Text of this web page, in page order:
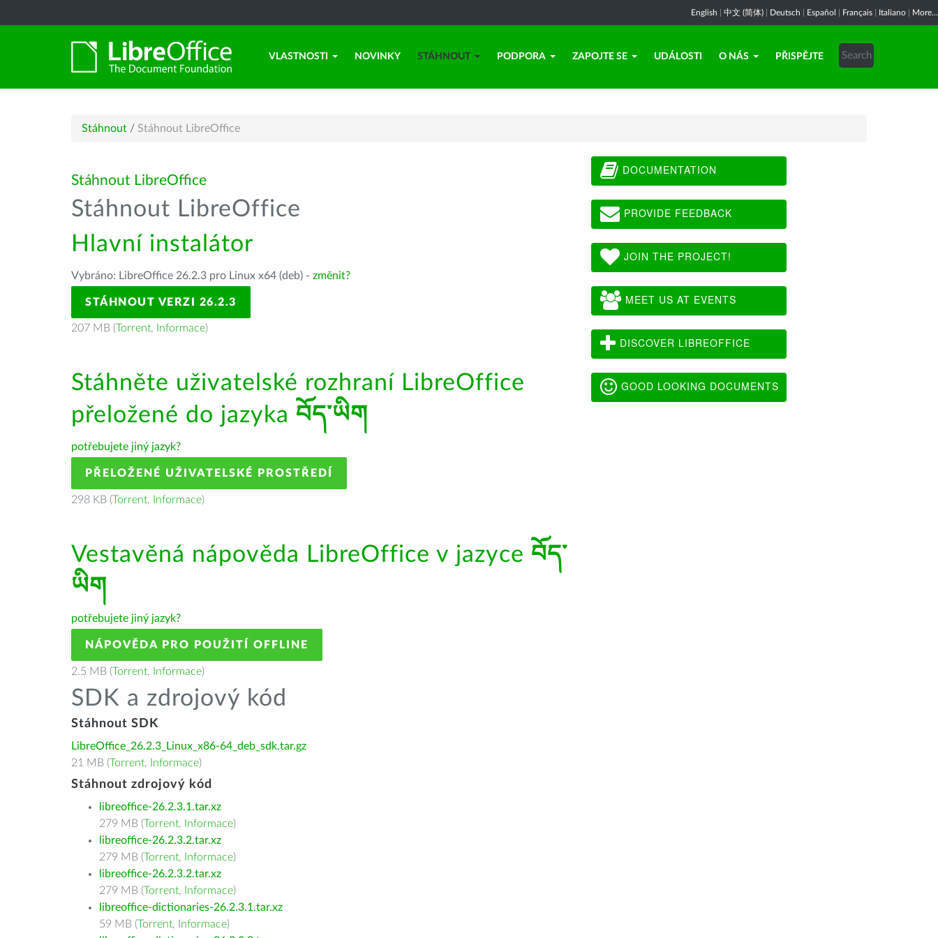
English 中文 (简体) Deutsch Español Français Italiano More...
VLASTNOSTI NOVINKY STÁHNOUT PODPORA ZAPOJTE SE UDÁLOSTI O NÁS PŘISPĚJTE
Stáhnout / Stáhnout LibreOffice
Stáhnout LibreOffice
Stáhnout LibreOffice
Hlavní instalátor
Vybráno: LibreOffice 26.2.3 pro Linux x64 (deb) - změnit?
STÁHNOUT VERZI 26.2.3
207 MB (Torrent, Informace)
Stáhněte uživatelské rozhraní LibreOffice
přeložené do jazyka བོད་ཡིག
potřebujete jiný jazyk?
PŘELOŽENÉ UŽIVATELSKÉ PROSTŘEDÍ
298 KB (Torrent, Informace)
Vestavěná nápověda LibreOffice v jazyce བོད་
ཡིག
potřebujete jiný jazyk?
NÁPOVĚDA PRO POUŽITÍ OFFLINE
2.5 MB (Torrent, Informace)
SDK a zdrojový kód
Stáhnout SDK
LibreOffice_26.2.3_Linux_x86-64_deb_sdk.tar.gz
21 MB (Torrent, Informace)
Stáhnout zdrojový kód
libreoffice-26.2.3.1.tar.xz
279 MB (Torrent, Informace)
libreoffice-26.2.3.2.tar.xz
279 MB (Torrent, Informace)
libreoffice-26.2.3.2.tar.xz
279 MB (Torrent, Informace)
libreoffice-dictionaries-26.2.3.1.tar.xz
59 MB (Torrent, Informace)
DOCUMENTATION
PROVIDE FEEDBACK
JOIN THE PROJECT!
MEET US AT EVENTS
DISCOVER LIBREOFFICE
GOOD LOOKING DOCUMENTS